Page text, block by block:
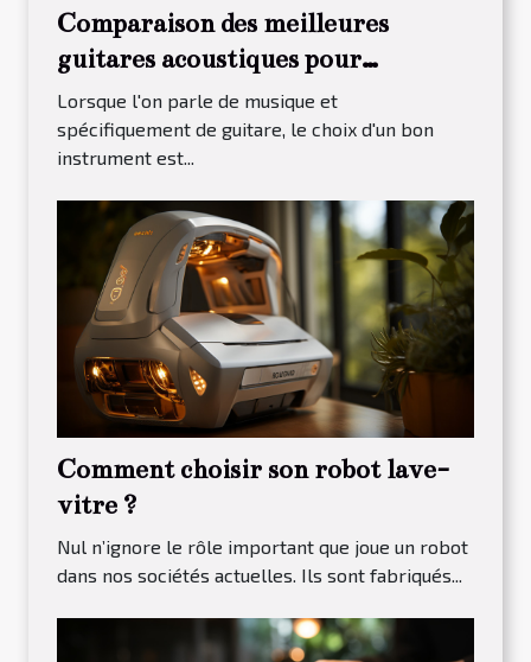
Comparaison des meilleures
guitares acoustiques pour
débutants en 2023
Lorsque l'on parle de musique et
spécifiquement de guitare, le choix d'un bon
instrument est...
Comment choisir son robot lave-
vitre ?
Nul n’ignore le rôle important que joue un robot
dans nos sociétés actuelles. Ils sont fabriqués...